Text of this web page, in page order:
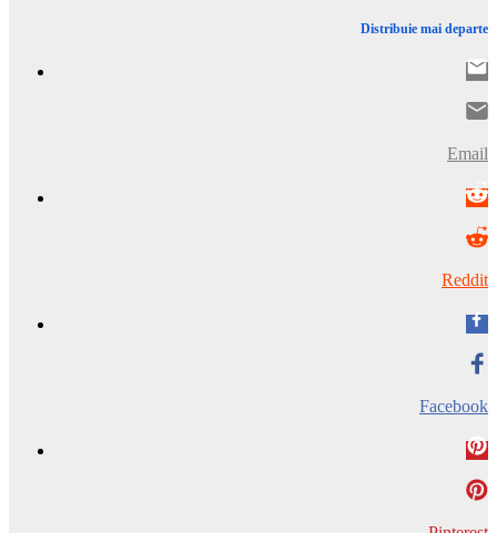
Distribuie mai departe
Email
Reddit
Facebook